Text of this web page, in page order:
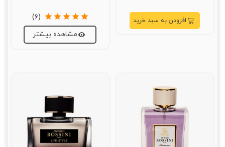
افزودن به سبد خرید
(6)
مشاهده بیشتر